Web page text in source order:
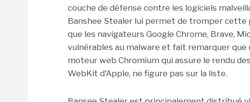
couche de défense contre les logiciels
Banshee Stealer lui permet de tromper
que les navigateurs Google Chrome, Brave,
vulnérables au malware et fait remarquer
moteur web Chromium qui assure le rendu
WebKit d'Apple, ne figure pas sur la liste.